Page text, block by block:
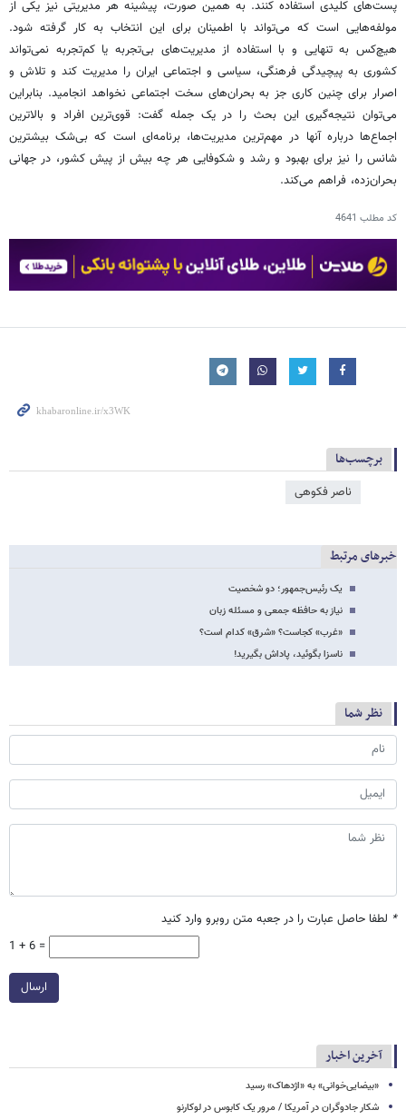
پست‌های کلیدی استفاده کنند. به همین صورت، پیشینه هر مدیریتی نیز یکی از
مولفه‌هایی است که می‌تواند با اطمینان برای این انتخاب به کار گرفته شود.
هیچ‌کس به تنهایی و با استفاده از مدیریت‌های بی‌تجربه یا کم‌تجربه نمی‌تواند
کشوری به پیچیدگی فرهنگی، سیاسی و اجتماعی ایران را مدیریت کند و تلاش و
اصرار برای چنین کاری جز به بحران‌های سخت اجتماعی نخواهد انجامید. بنابراین
می‌توان نتیجه‌گیری این بحث را در یک جمله گفت: قوی‌ترین افراد و بالاترین
اجماع‌ها درباره آنها در مهم‌ترین مدیریت‌ها، برنامه‌ای است که بی‌شک بیشترین
شانس را نیز برای بهبود و رشد و شکوفایی هر چه بیش از پیش کشور، در جهانی
بحران‌زده، فراهم می‌کند.
کد مطلب 4641
برچسب‌ها
ناصر فکوهی
خبرهای مرتبط
یک رئیس‌جمهور؛ دو شخصیت
نیاز به حافظه جمعی و مسئله زبان
«غرب» کجاست؟ «شرق» کدام است؟
ناسزا بگوئید، پاداش بگیرید!
نظر شما
* لطفا حاصل عبارت را در جعبه متن روبرو وارد کنید
1 + 6 =
ارسال
آخرین اخبار
«بیضایی‌خوانی» به «اژدهاک» رسید
شکار جادوگران در آمریکا / مرور یک کابوس در لوکارنو